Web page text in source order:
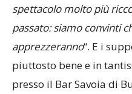
spettacolo molto più
passato: siamo convinti
apprezzeranno“. E i
piuttosto bene e in
presso il Bar Savoia di